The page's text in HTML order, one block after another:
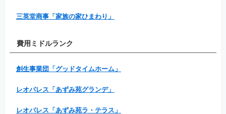
三英堂商事「家族の家ひまわり」
費用ミドルランク
創生事業団「グッドタイムホーム」
レオパレス「あずみ苑グランデ」
レオパレス「あずみ苑ラ・テラス」